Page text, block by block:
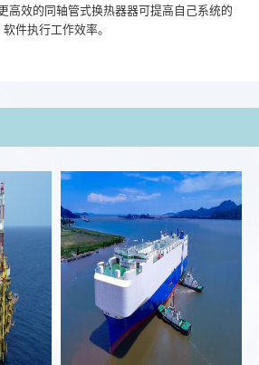
高效的同轴管式换热器器可提高自己系统的
软件执行工作效率。